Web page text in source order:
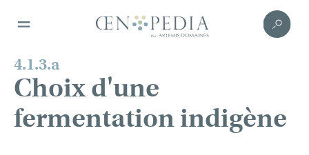
4.1.3.a
Choix d'une
fermentation indigène